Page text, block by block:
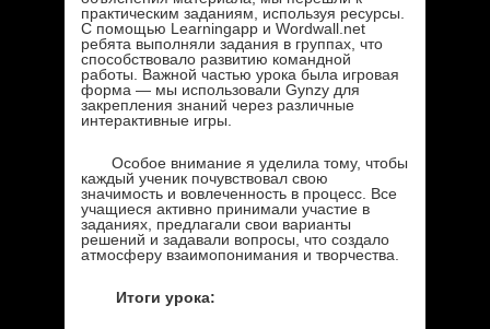
практическим заданиям, используя ресурсы.
С помощью Learningapp и Wordwall.net
ребята выполняли задания в группах, что
способствовало развитию командной
работы. Важной частью урока была игровая
форма — мы использовали Gynzy для
закрепления знаний через различные
интерактивные игры.
Особое внимание я уделила тому, чтобы
каждый ученик почувствовал свою
значимость и вовлеченность в процесс. Все
учащиеся активно принимали участие в
заданиях, предлагали свои варианты
решений и задавали вопросы, что создало
атмосферу взаимопонимания и творчества.
Итоги урока: